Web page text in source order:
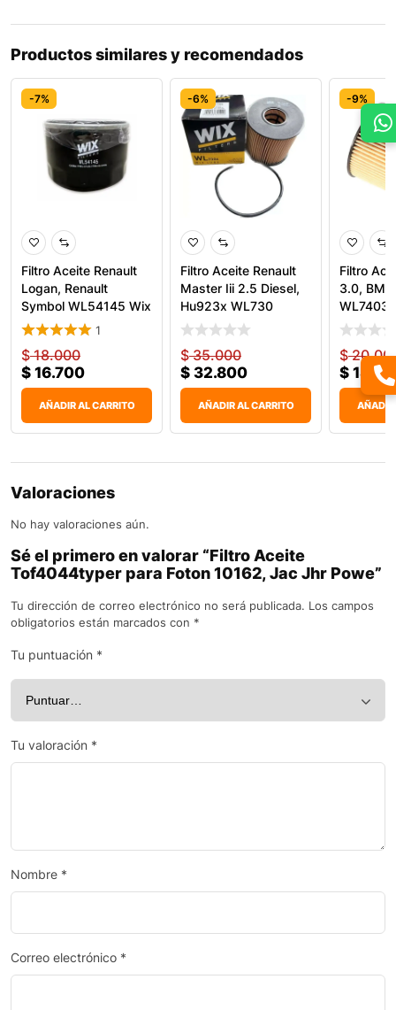
Productos similares y recomendados
-7%
Filtro Aceite Renault
Logan, Renault
Symbol WL54145 Wix
1
$18.000
$ 16.700
AÑADIR AL CARRITO
-6%
Filtro Aceite Renault
Master Iii 2.5 Diesel,
Hu923x WL730
$35.000
$ 32.800
AÑADIR AL CARRITO
-9%
Filtro
3.0,
WL7403
$
$
AÑADIR
Valoraciones
No hay valoraciones aún.
Sé el primero en valorar “Filtro Aceite
Tof4044typer para Foton 10162, Jac Jhr Powe”
Tu dirección de correo electrónico no será publicada. Los campos
obligatorios están marcados con *
Tu puntuación *
Tu valoración *
Nombre *
Correo electrónico *